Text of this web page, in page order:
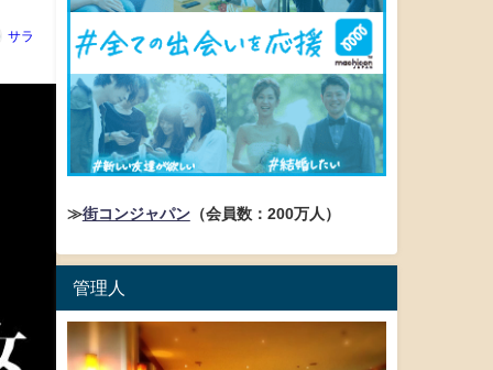
サラ
≫街コンジャパン（会員数：200万人）
管理人